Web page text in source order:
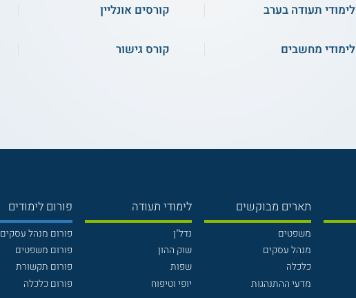
לימודי תעודה בערב קורסים אונליין
לימודי מחשבים קורס גישור
תארים מבוקשים
משפטים
מנהל עסקים
כלכלה
מדעי ההתנהגות
לימודי תעודה
נדל"ן
שוק ההון
שפות
יופי וטיפוח
פורום לימודים
פורום מנהל עסקים
פורום משפטים
פורום תקשורת
פורום כלכלה